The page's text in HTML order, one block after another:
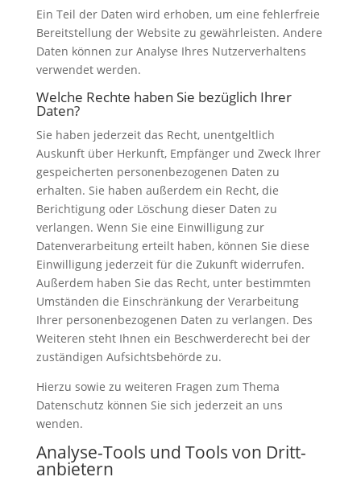
Ein Teil der Daten wird erhoben, um eine fehlerfreie
Bereitstellung der Website zu gewährleisten. Andere
Daten können zur Analyse Ihres Nutzerverhaltens
verwendet werden.
Welche Rechte haben Sie bezüglich Ihrer
Daten?
Sie haben jederzeit das Recht, unentgeltlich
Auskunft über Herkunft, Empfänger und Zweck Ihrer
gespeicherten personenbezogenen Daten zu
erhalten. Sie haben außerdem ein Recht, die
Berichtigung oder Löschung dieser Daten zu
verlangen. Wenn Sie eine Einwilligung zur
Datenverarbeitung erteilt haben, können Sie diese
Einwilligung jederzeit für die Zukunft widerrufen.
Außerdem haben Sie das Recht, unter bestimmten
Umständen die Einschränkung der Verarbeitung
Ihrer personenbezogenen Daten zu verlangen. Des
Weiteren steht Ihnen ein Beschwerderecht bei der
zuständigen Aufsichtsbehörde zu.
Hierzu sowie zu weiteren Fragen zum Thema
Datenschutz können Sie sich jederzeit an uns
wenden.
Analyse-Tools und Tools von Dritt­
anbietern